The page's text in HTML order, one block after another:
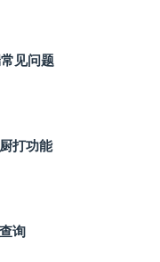
见问题
打功能
询